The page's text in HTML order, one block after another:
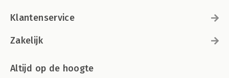
Klantenservice
Zakelijk
Altijd op de hoogte